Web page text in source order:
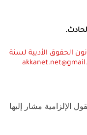
بموجب بند 27 أ لقانون الحقوق الأدبية لسنة
الإلزامية مشار إليها